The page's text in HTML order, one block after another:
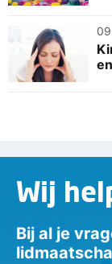
Wij
Bij al je